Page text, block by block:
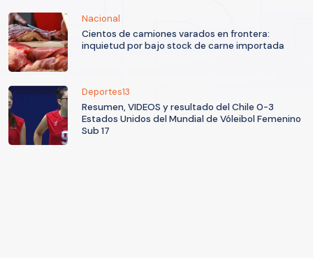
Nacional
Cientos de camiones varados en frontera:
inquietud por bajo stock de carne importada
Deportes13
Resumen, VIDEOS y resultado del Chile 0-3
Estados Unidos del Mundial de Vóleibol Femenino
Sub 17